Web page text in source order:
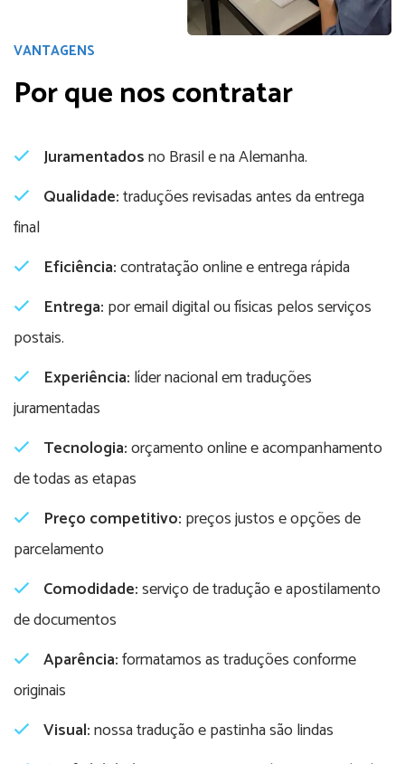
VANTAGENS
Por que nos contratar
Juramentadosno Brasil e na Alemanha.
Qualidade:traduções revisadas antes da entrega
final
Eficiência:contratação online e entrega rápida
Entrega: por email digital ou físicas pelos serviços
postais.
Experiência: líder nacional em traduções
juramentadas
Tecnologia:orçamento online e acompanhamento
de todas as etapas
Preço competitivo: preços justos e opções de
parcelamento
Comodidade:serviço de tradução e apostilamento
de documentos
Aparência:formatamos as traduções conforme
originais
Visual:nossa tradução e pastinha são lindas